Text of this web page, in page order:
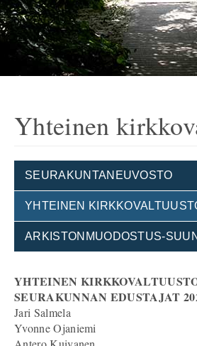
Yhteinen
SEURAKUNTANEUVOSTO
YHTEINEN
ARKISTONMUODOSTUS-
YHTEINEN
SEURAKUNNAN EDUSTAJAT
Jari Salmela
Yvonne Ojaniemi